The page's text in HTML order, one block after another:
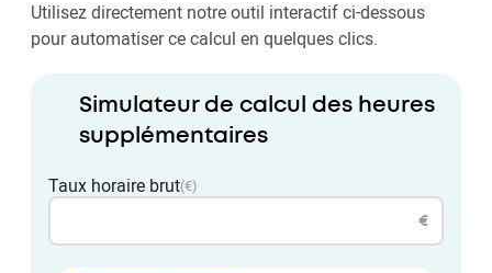
Utilisez directement notre outil interactif ci-dessous
pour automatiser ce calcul en quelques clics.
Simulateur de calcul des heures
supplémentaires
Taux horaire brut(€)
€